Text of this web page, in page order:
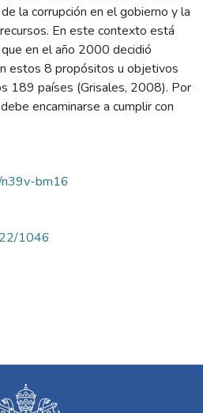
la corrupción en el gobierno y la
En este contexto está
en el año 2000 decidió
estos 8 propósitos u objetivos
189 países (Grisales, 2008). Por
encaminarse a cumplir con
bm16
1046